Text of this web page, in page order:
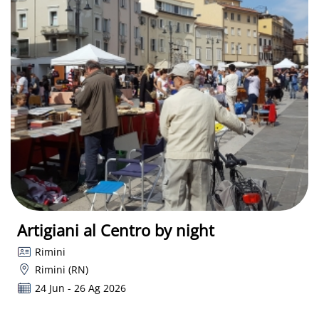
Artigiani al Centro by night
Rimini
Rimini (RN)
24 Jun - 26 Ag 2026